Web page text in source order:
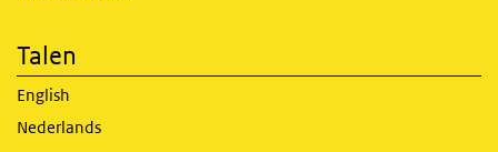
Talen
English
Nederlands